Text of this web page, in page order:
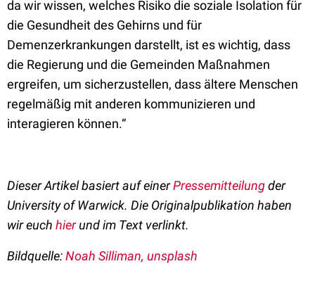
da wir wissen, welches Risiko die soziale Isolation für
die Gesundheit des Gehirns und für
Demenzerkrankungen darstellt, ist es wichtig, dass
die Regierung und die Gemeinden Maßnahmen
ergreifen, um sicherzustellen, dass ältere Menschen
regelmäßig mit anderen kommunizieren und
interagieren können.“
Dieser Artikel basiert auf einerPressemitteilungder
University of Warwick. Die Originalpublikation haben
wir euch hierund im Text verlinkt.
Bildquelle:Noah Silliman, unsplash